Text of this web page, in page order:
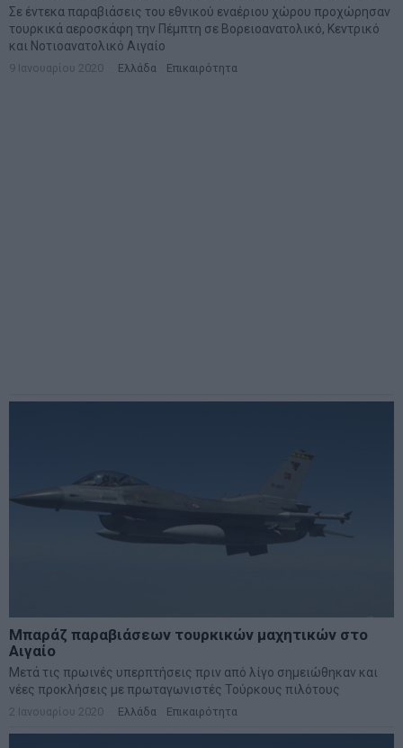
Σε έντεκα παραβιάσεις του εθνικού εναέριου χώρου προχώρησαν
τουρκικά αεροσκάφη την Πέμπτη σε Βορειοανατολικό, Κεντρικό
και Νοτιοανατολικό Αιγαίο
9 Ιανουαρίου 2020 Ελλάδα Επικαιρότητα
Μπαράζ παραβιάσεων τουρκικών μαχητικών στο
Αιγαίο
Μετά τις πρωινές υπερπτήσεις πριν από λίγο σημειώθηκαν και
νέες προκλήσεις με πρωταγωνιστές Τούρκους πιλότους
2 Ιανουαρίου 2020 Ελλάδα Επικαιρότητα